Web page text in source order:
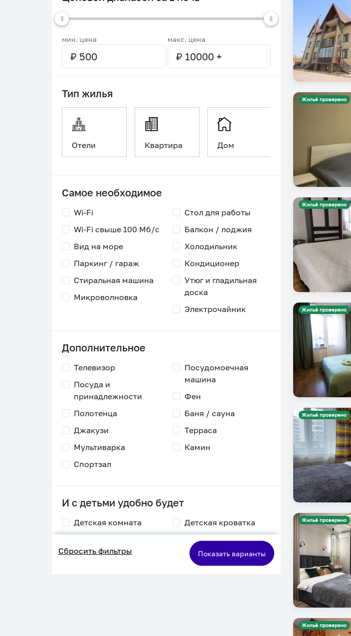
мин. цена макс. цена
Тип жилья
Отели Квартира Дом Уникальное
Самое необходимое
Wi-Fi
Wi-Fi свыше 100 Мб/с
Стол для работы
Балкон / лоджия
Вид на море
Паркинг / гараж
Холодильник
Кондиционер
Стиральная машина
Микроволновка
Утюг и гладильная
доска
Электрочайник
Дополнительное
Телевизор
Посуда и
принадлежности
Посудомоечная
машина
Фен
Полотенца
Джакузи
Баня / сауна
Терраса
Мультиварка
Спортзал
Камин
И с детьми удобно будет
Детская комната
кормления
Детская кроватка
Двухъярусная
кровать
Сбросить фильтры Показать варианты
Жильё проверено
Жильё проверено
Жильё проверено
Жильё проверено
Жильё проверено
Жильё проверено